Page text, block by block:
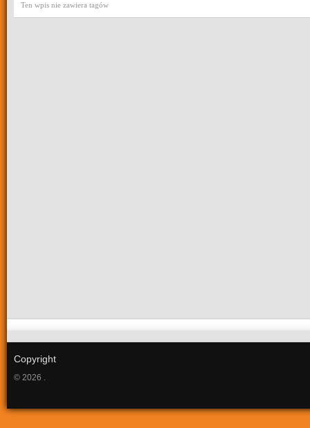
Ten wpis nie zawiera tagów
Copyright
© 2026 .